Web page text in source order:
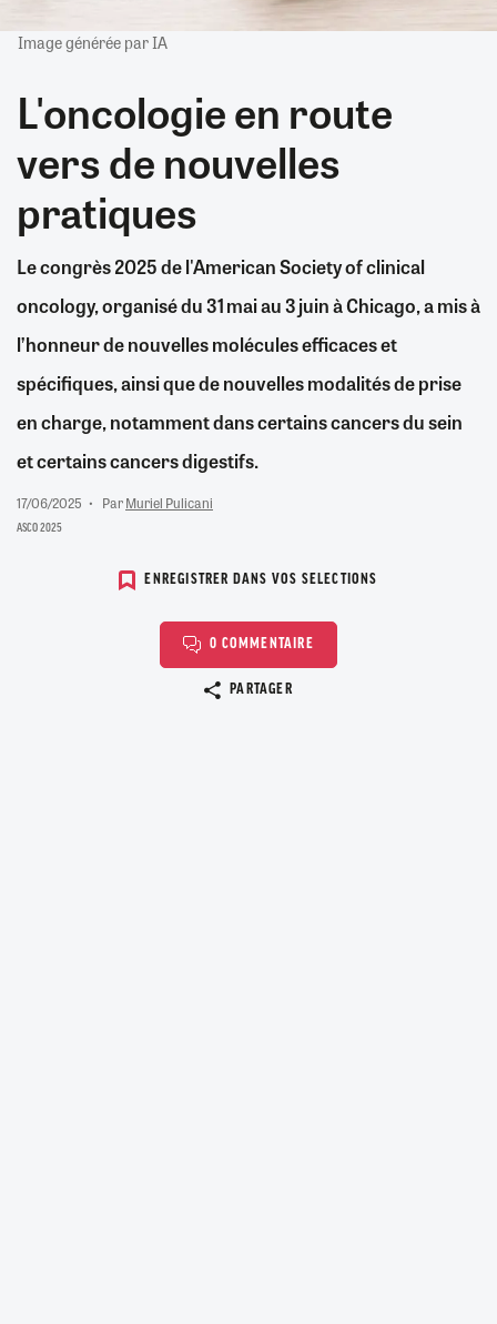
Image générée par IA
L'oncologie en route
vers de nouvelles
pratiques
Le congrès 2025 de l'American Society of clinical
oncology, organisé du 31 mai au 3 juin à Chicago, a mis à
l’honneur de nouvelles molécules efficaces et
spécifiques, ainsi que de nouvelles modalités de prise
en charge, notamment dans certains cancers du sein
et certains cancers digestifs.
17/06/2025 ParMuriel Pulicani
ASCO 2025
ENREGISTRER DANS VOS SELECTIONS
0 COMMENTAIRE
PARTAGER